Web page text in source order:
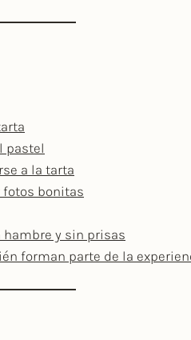
pastel
a la tarta
fotos bonitas
y sin prisas
forman parte de la